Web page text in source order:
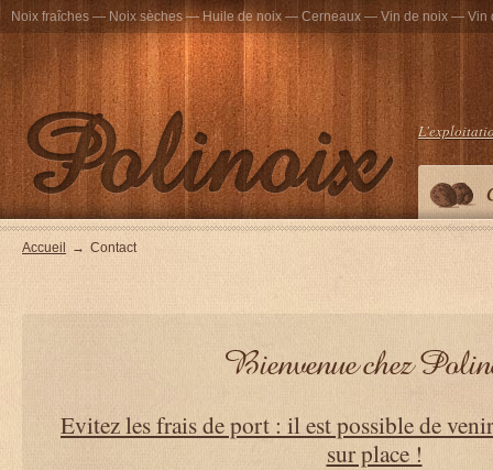
Noix fraîches — Noix sèches — Huile de noix — Cerneaux — Vin de noix — Vin
Accueil → Contact
Bienvenue chez
Evitez les frais de port : il est possible de
sur place !